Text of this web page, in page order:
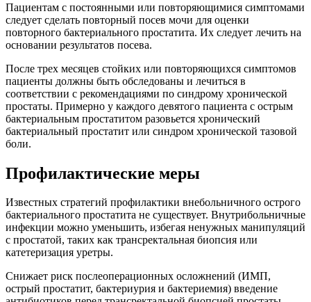
Пациентам с постоянными или повторяющимися симптомами
следует сделать повторный посев мочи для оценки
повторного бактериального простатита. Их следует лечить на
основании результатов посева.
После трех месяцев стойких или повторяющихся симптомов
пациенты должны быть обследованы и лечиться в
соответствии с рекомендациями по синдрому хронической
простаты. Примерно у каждого девятого пациента с острым
бактериальным простатитом разовьется хронический
бактериальный простатит или синдром хронической тазовой
боли.
Профилактические меры
Известных стратегий профилактики внебольничного острого
бактериального простатита не существует. Внутрибольничные
инфекции можно уменьшить, избегая ненужных манипуляций
с простатой, таких как трансректальная биопсия или
катетеризация уретры.
Снижает риск послеоперационных осложнений (ИМП,
острый простатит, бактериурия и бактериемия) введение